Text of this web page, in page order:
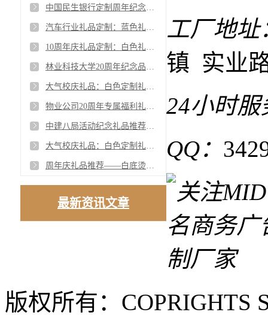
中国民生银行定制周年纪念礼品：红色礼盒，传承与实用的象征
汽车行业礼品定制：蓝色礼盒与科技感的完美融合
10周年庆礼品定制：白色礼盒与文创艺术的精致邂逅
林业科技大学20周年纪念品定制：白色礼盒与实用礼品的完美结合
大气校庆礼品：白色定制礼盒，纪念与实用并存
物业公司20周年专属福利礼品：橙色定制礼盒，实用与纪念兼具
中建八局活动纪念礼品推荐：3D相框小夜灯，定制专属企业文化
大气校庆礼品：白色定制礼盒，纪念与实用并存
周年庆礼品推荐——白底烫金礼盒三件套
最新资讯文章
工厂地址
镇 实业
24小时
QQ：
版权所有：COPRIGHTS